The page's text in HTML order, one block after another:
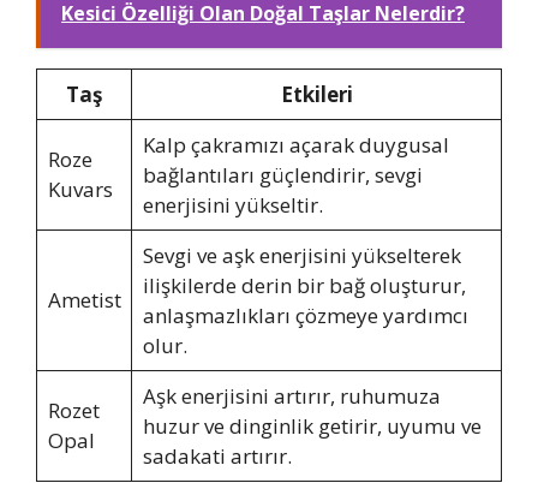
Kesici Özelliği Olan Doğal Taşlar Nelerdir?
Taş Etkileri
Roze
Kuvars
Kalp çakramızı açarak duygusal
bağlantıları güçlendirir, sevgi
enerjisini yükseltir.
Ametist
Sevgi ve aşk enerjisini yükselterek
ilişkilerde derin bir bağ oluşturur,
anlaşmazlıkları çözmeye yardımcı
olur.
Rozet
Opal
Aşk enerjisini artırır, ruhumuza
huzur ve dinginlik getirir, uyumu ve
sadakati artırır.